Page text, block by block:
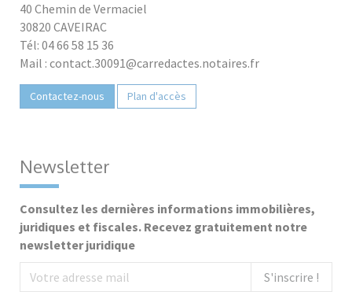
40 Chemin de Vermaciel
30820 CAVEIRAC
Tél: 04 66 58 15 36
Mail : contact.30091@carredactes.notaires.fr
Contactez-nous Plan d'accès
Newsletter
Consultez les dernières informations immobilières,
juridiques et fiscales. Recevez gratuitement notre
newsletter juridique
S'inscrire !